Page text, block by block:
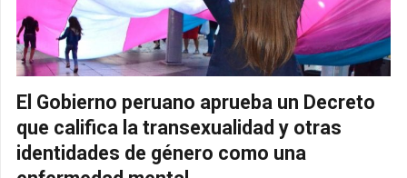
El Gobierno peruano aprueba un Decreto
que califica la transexualidad y otras
identidades de género como una